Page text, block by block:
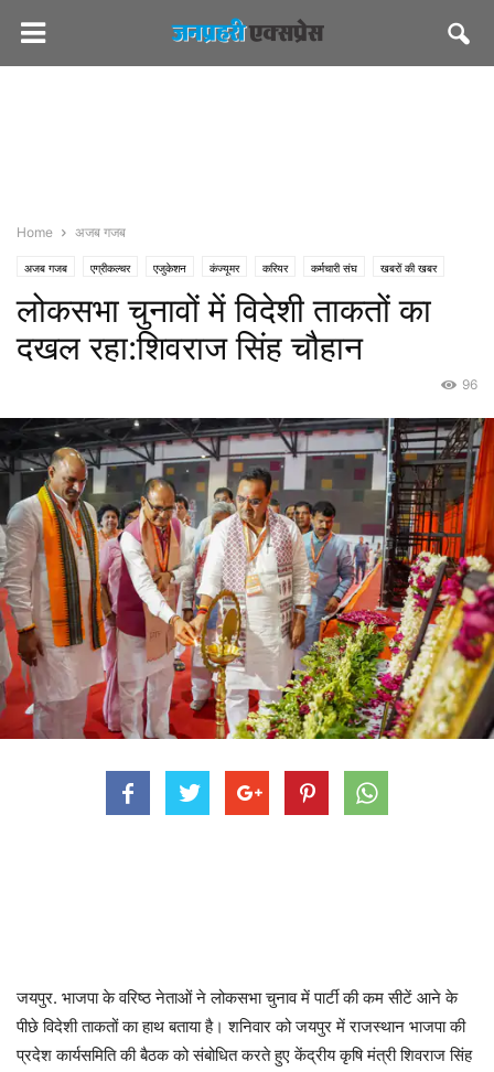
Home अजब गजब
अजब गजब एग्रीकल्चर एजुकेशन कंज्यूमर करियर कर्मचारी संघ खबरों की खबर
जनप्रहरी एक्सप्रेस जनप्रहरी लेटेस्ट राज्य जयपुर पॉलिटिकल पीएमओ इंडिया
भाजपा मस्त खबर शासन-प्रशासन समाज सीएमओ राजस्थान
लोकसभा चुनावों में विदेशी ताकतों का
दखल रहा:शिवराज सिंह चौहान
96
जयपुर. भाजपा के वरिष्ठ नेताओं ने लोकसभा चुनाव में पार्टी की कम सीटें आने के
पीछे विदेशी ताकतों का हाथ बताया है। शनिवार को जयपुर में राजस्थान भाजपा की
प्रदेश कार्यसमिति की बैठक को संबोधित करते हुए केंद्रीय कृषि मंत्री शिवराज सिंह